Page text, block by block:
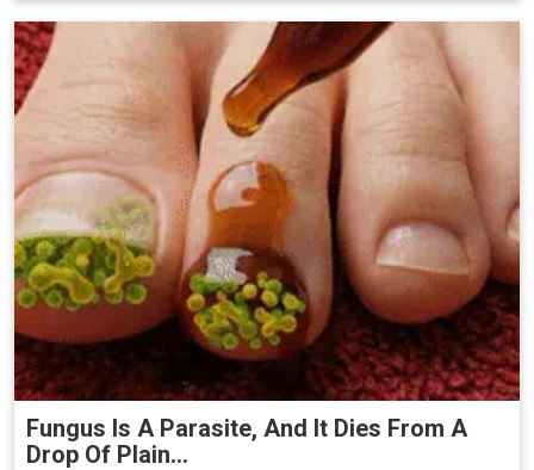
Fungus Is A Parasite, And It Dies From A
Drop Of Plain...